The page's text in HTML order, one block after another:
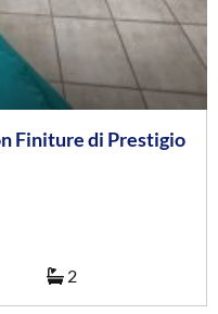
Finiture di Prestigio
2